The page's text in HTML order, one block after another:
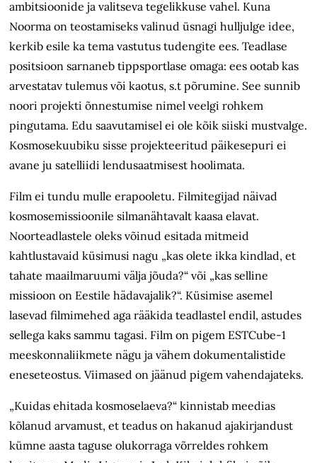
ambitsioonide ja valitseva tegelikkuse vahel. Kuna
Noorma on teostamiseks valinud üsnagi hulljulge idee,
kerkib esile ka tema vastutus tudengite ees. Teadlase
positsioon sarnaneb tippsportlase omaga: ees ootab kas
arvestatav tulemus või kaotus, s.t põrumine. See sunnib
noori projekti õnnestumise nimel veelgi rohkem
pingutama. Edu saavutamisel ei ole kõik siiski mustvalge.
Kosmosekuubiku sisse projekteeritud päikesepuri ei
avane ju satelliidi lendusaatmisest hoolimata.
Film ei tundu mulle erapooletu. Filmitegijad näivad
kosmosemissioonile silmanähtavalt kaasa elavat.
Noorteadlastele oleks võinud esitada mitmeid
kahtlustavaid küsimusi nagu „kas olete ikka kindlad, et
tahate maailmaruumi välja jõuda?“ või „kas selline
missioon on Eestile hädavajalik?“. Küsimise asemel
lasevad filmimehed aga rääkida teadlastel endil, astudes
sellega kaks sammu tagasi. Film on pigem ESTCube-1
meeskonnaliikmete nägu ja vähem dokumentalistide
eneseteostus. Viimased on jäänud pigem vahendajateks.
„Kuidas ehitada kosmoselaeva?“ kinnistab meedias
kõlanud arvamust, et teadus on hakanud ajakirjandust
kümne aasta taguse olukorraga võrreldes rohkem